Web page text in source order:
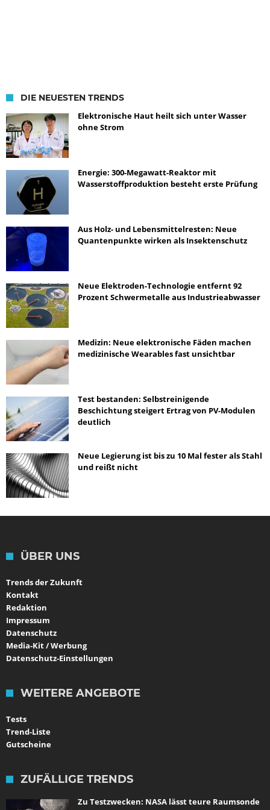
DIE NEUESTEN TRENDS
Elektronische Haut heilt sich unter Wasser
ohne Strom
Energie: 300-Megawatt-Reaktor mit
Wasserstoffproduktion besteht erste Prüfung
Aus Holz- und Lebensmittelresten: Neue
Quantenpunkte wirken als Insektenschutz
Neue Elektroden-Technologie entfernt 92
Prozent Schwermetalle aus Industrieabwasser
Medizin: Neue elektronische Fäden machen
medizinische Wearables fast unsichtbar
Test bestanden: Selbstreinigende
Beschichtung steigert Ertrag von PV-Modulen
deutlich
Neue Legierung ist bis zu 10 Mal fester als Stahl
und reißt nicht
ÜBER UNS
Trends der Zukunft
Kontakt
Redaktion
Impressum
Datenschutz
Media-Kit / Werbung
Datenschutz-Einstellungen
WEITERE ANGEBOTE
Tests
Trend-Liste
Gutscheine
ZUFÄLLIGE TRENDS
Zu Testzwecken: NASA lässt teure Raumsonde